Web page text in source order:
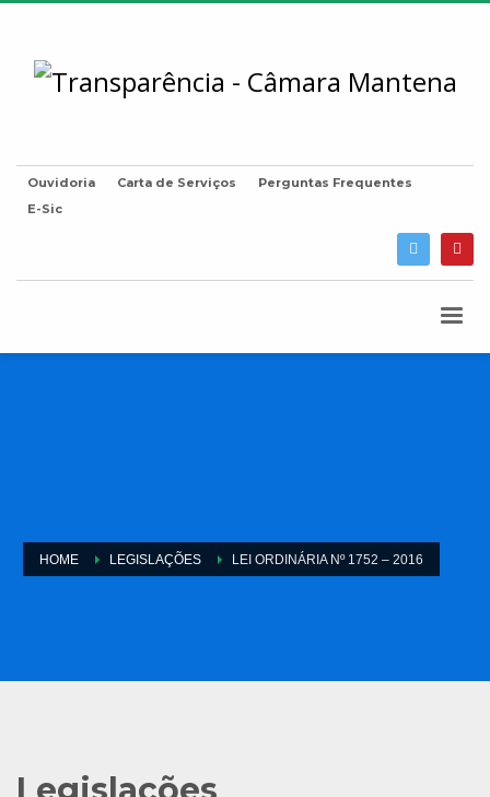
Ouvidoria Carta de Serviços
Perguntas Frequentes
E-Sic
HOME LEGISLAÇÕES LEI ORDINÁRIA Nº 1752 – 2016